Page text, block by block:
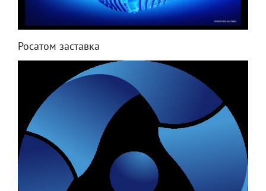
Росатом заставка